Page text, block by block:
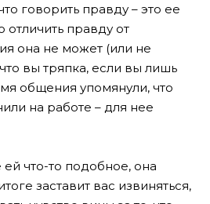
говорить правду – это ее
отличить правду от
она не может (или не
вы тряпка, если вы лишь
общения упомянули, что
на работе – для нее
что-то подобное, она
заставит вас извиняться,